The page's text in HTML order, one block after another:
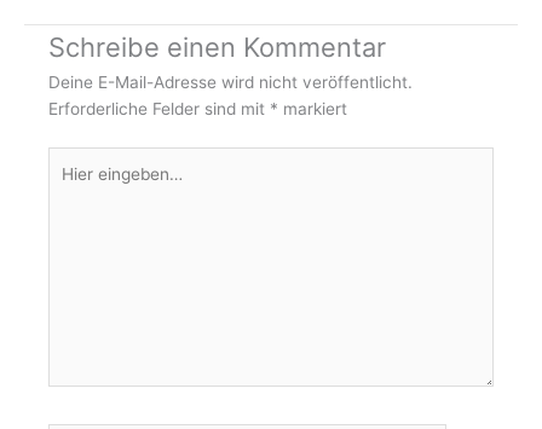
t
a
g
r
a
m
e
b
o
o
k
-
Schreibe einen Kommentar
Deine E-Mail-Adresse wird nicht veröffentlicht.
Erforderliche Felder sind mit * markiert
eingeben…